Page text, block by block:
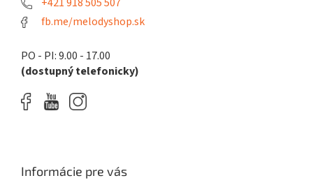
fb.me/melodyshop.sk
PO - PI: 9.00 - 17.00
(dostupný telefonicky)
Informácie pre vás